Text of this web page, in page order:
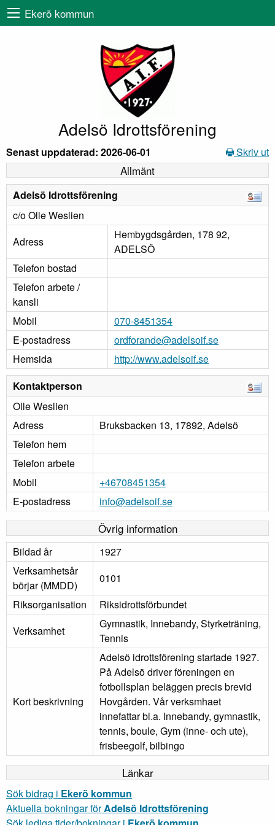
Ekerö kommun
Adelsö Idrottsförening
Senast uppdaterad: 2026-06-01 Skriv ut
Allmänt
Adelsö Idrottsförening
c/o Olle Weslien
Adress
Hembygdsgården, 178 92,
ADELSÖ
Telefon bostad
Telefon arbete /
kansli
Mobil
070-8451354
E-postadress
ordforande@adelsoif.se
Hemsida
http://www.adelsoif.se
Kontaktperson
Olle Weslien
Adress
Bruksbacken 13, 17892, Adelsö
Telefon hem
Telefon arbete
Mobil
+46708451354
E-postadress
info@adelsoif.se
Övrig information
Bildad år
1927
Verksamhetsår
börjar (MMDD)
0101
Riksorganisation
Riksidrottsförbundet
Verksamhet
Gymnastik, Innebandy, Styrketräning,
Tennis
Kort beskrivning
Adelsö idrottsförening startade 1927.
På Adelsö driver föreningen en
fotbollsplan beläggen precis brevid
Hovgården. Vår verksmhaet
innefattar bl.a. Innebandy, gymnastik,
tennis, boule, Gym (inne- och ute),
frisbeegolf, bilbingo
Länkar
Sök bidrag i Ekerö kommun
Aktuella bokningar förAdelsö Idrottsförening